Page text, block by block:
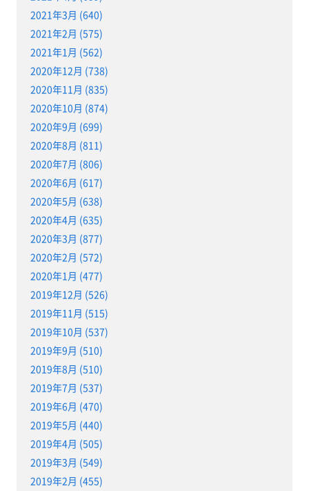
2021年3月 (640)
2021年2月 (575)
2021年1月 (562)
2020年12月 (738)
2020年11月 (835)
2020年10月 (874)
2020年9月 (699)
2020年8月 (811)
2020年7月 (806)
2020年6月 (617)
2020年5月 (638)
2020年4月 (635)
2020年3月 (877)
2020年2月 (572)
2020年1月 (477)
2019年12月 (526)
2019年11月 (515)
2019年10月 (537)
2019年9月 (510)
2019年8月 (510)
2019年7月 (537)
2019年6月 (470)
2019年5月 (440)
2019年4月 (505)
2019年3月 (549)
2019年2月 (455)